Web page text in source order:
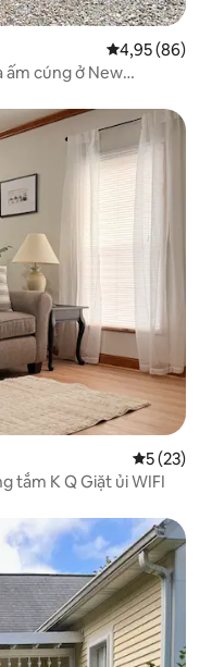
Xếp hạng
4,95 (86)
ấm cúng ở New
Xếp hạng
5 (23)
tắm K Q Giặt ủi WIFI